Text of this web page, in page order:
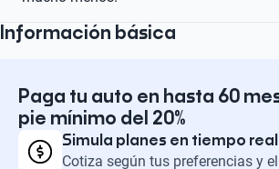
Información básica
Paga tu auto en hasta 60
pie mínimo del 20%
Simula planes en tiempo real
Cotiza según tus preferencias y